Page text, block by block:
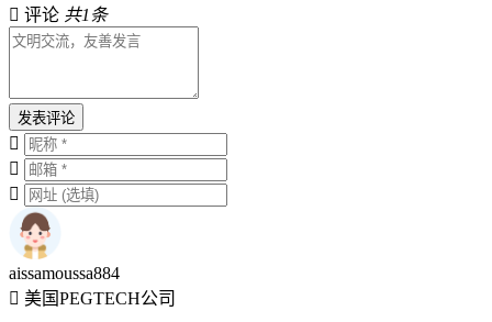
评论 共1条
发表评论
aissamoussa884
美国PEGTECH公司